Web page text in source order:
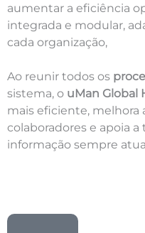
aumentar a eficiência
integrada e modular,
cada organização,
Ao reunir todos os
sistema, o uMan Global
mais eficiente, melhora
colaboradores e apoia
informação sempre